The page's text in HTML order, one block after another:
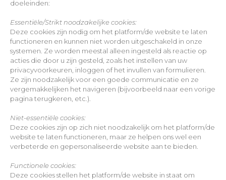
doeleinden:
Essentiële/Strikt noodzakelijke cookies:
Deze cookies zijn nodig om het platform/de website te laten
functioneren en kunnen niet worden uitgeschakeld in onze
systemen. Ze worden meestal alleen ingesteld als reactie op
acties die door u zijn gesteld, zoals het instellen van uw
privacyvoorkeuren, inloggen of het invullen van formulieren.
Ze zijn noodzakelijk voor een goede communicatie en ze
vergemakkelijken het navigeren (bijvoorbeeld naar een vorige
pagina terugkeren, etc.).
Niet-essentiële cookies:
Deze cookies zijn op zich niet noodzakelijk om het platform/de
website te laten functioneren, maar ze helpen ons wel een
verbeterde en gepersonaliseerde website aan te bieden.
Functionele cookies:
Deze cookies stellen het platform/de website in staat om